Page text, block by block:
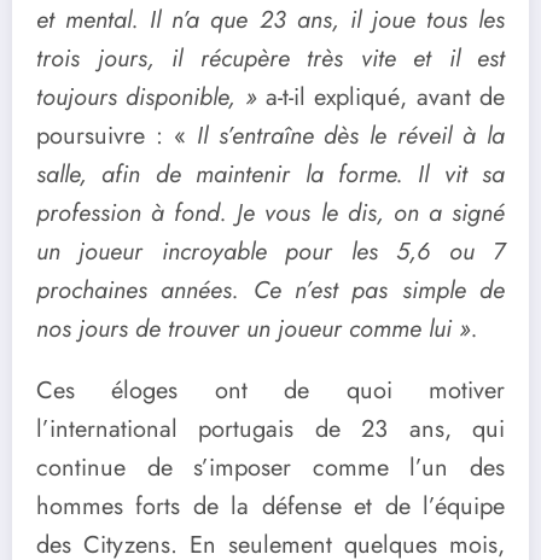
et mental. Il n’a que 23 ans, il joue tous les
trois jours, il récupère très vite et il est
toujours disponible, » a-t-il expliqué, avant de
poursuivre : « Il s’entraîne dès le réveil à la
salle, afin de maintenir la forme. Il vit sa
profession à fond. Je vous le dis, on a signé
un joueur incroyable pour les 5,6 ou 7
prochaines années. Ce n’est pas simple de
nos jours de trouver un joueur comme lui ».
Ces éloges ont de quoi motiver
l’international portugais de 23 ans, qui
continue de s’imposer comme l’un des
hommes forts de la défense et de l’équipe
des Cityzens. En seulement quelques mois,